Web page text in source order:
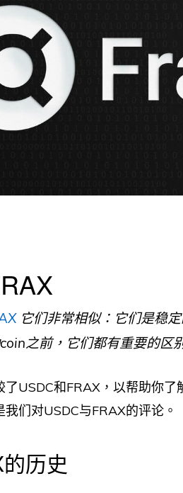
它们非常相似：它们是稳
之前，它们都有重要的区
USDC和FRAX，以帮助你
们对USDC与FRAX的评论。
历史